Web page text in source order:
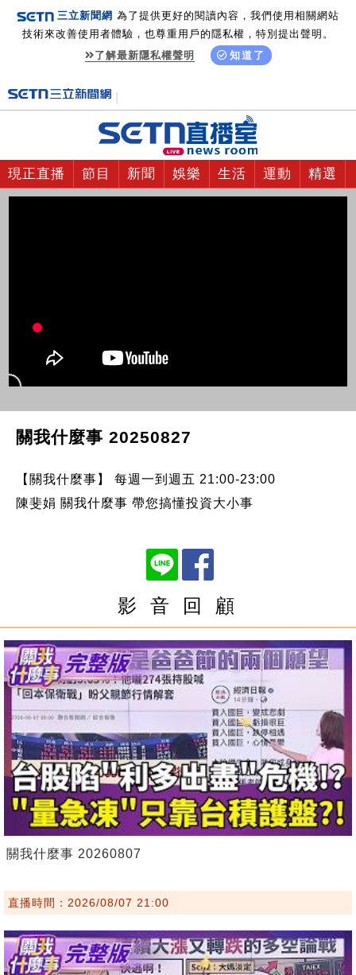
三立新聞網 為了提供更好的閱讀內容，我們使用相關網站
技術來改善使用者體驗，也尊重用戶的隱私權，特別提出聲明。
了解最新隱私權聲明
知道了
現正直播 節目 新聞 娛樂 生活 運動 精選
關我什麼事 20250827
【關我什麼事】 每週一到週五 21:00-23:00
陳斐娟 關我什麼事 帶您搞懂投資大小事
影 音 回 顧
關我什麼事 20260807
直播時間：2026/08/07 21:00